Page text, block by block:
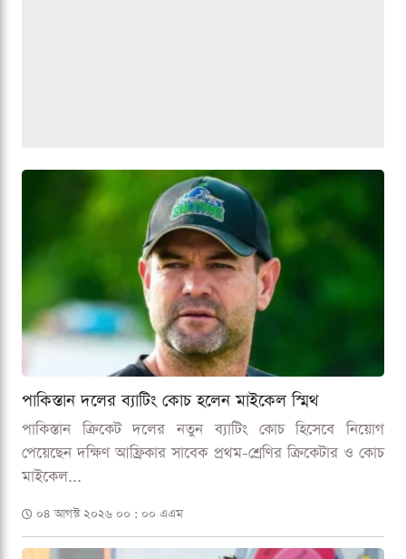
পাকিস্তান দলের ব্যাটিং কোচ হলেন মাইকেল স্মিথ
পাকিস্তান ক্রিকেট দলের নতুন ব্যাটিং কোচ হিসেবে নিয়োগ
পেয়েছেন দক্ষিণ আফ্রিকার সাবেক প্রথম-শ্রেণির ক্রিকেটার ও কোচ
মাইকেল...
০৪ আগস্ট ২০২৬ ০০ : ০০ এএম